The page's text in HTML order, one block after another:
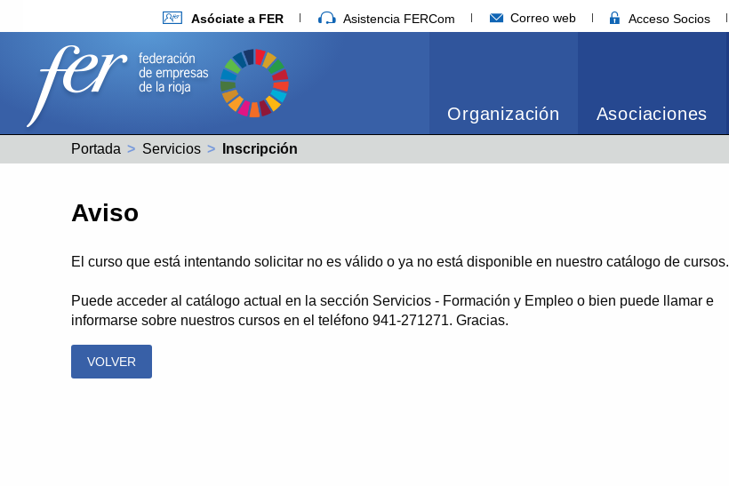
Asóciate a FER Asistencia FERCom Correo web Acceso Socios
Organización Asociaciones
Portada Servicios Actual:
Inscripción
Aviso
El curso que está intentando solicitar no es válido o ya no está disponible en nuestro catálogo de cursos.
Puede acceder al catálogo actual en la sección Servicios - Formación y Empleo o bien puede llamar e
informarse sobre nuestros cursos en el teléfono 941-271271. Gracias.
VOLVER